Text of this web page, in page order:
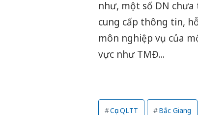
như, một số DN
cung cấp thông tin,
môn nghiệp vụ của
vực như TMĐ...
Cục QLTT Bắc Giang